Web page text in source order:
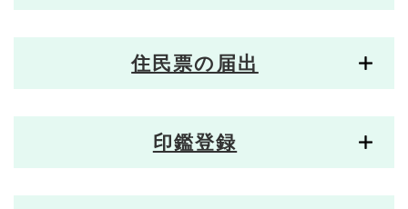
住民票の届出
印鑑登録